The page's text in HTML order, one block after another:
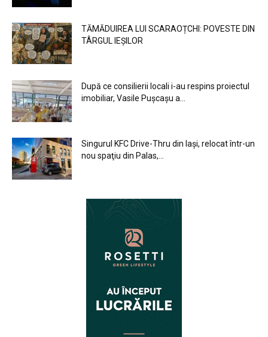
TĂMĂDUIREA LUI SCARAOȚCHI: POVESTE DIN
TÂRGUL IEȘILOR
După ce consilierii locali i-au respins proiectul
imobiliar, Vasile Pușcașu a...
Singurul KFC Drive-Thru din Iași, relocat într-un
nou spaţiu din Palas,...